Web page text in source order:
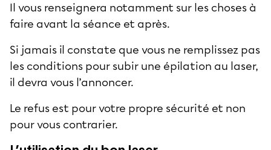
Il vous renseignera notamment sur les choses à
faire avant la séance et après.
Si jamais il constate que vous ne remplissez pas
les conditions pour subir une épilation au laser,
il devra vous l’annoncer.
Le refus est pour votre propre sécurité et non
pour vous contrarier.